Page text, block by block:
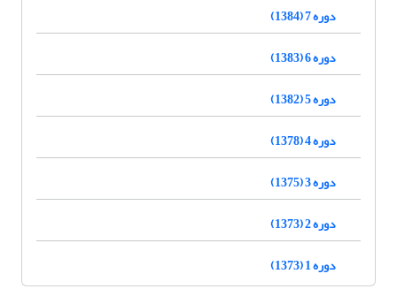
دوره 7 (1384)
دوره 6 (1383)
دوره 5 (1382)
دوره 4 (1378)
دوره 3 (1375)
دوره 2 (1373)
دوره 1 (1373)